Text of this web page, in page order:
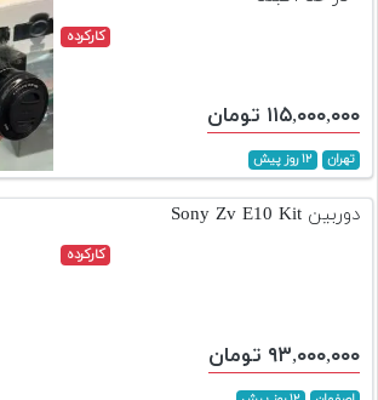
کارکرده
۱۱۵,۰۰۰,۰۰۰ تومان
تهران ۱۲ روز پیش
دوربین Sony Zv E10 Kit
کارکرده
۹۳,۰۰۰,۰۰۰ تومان